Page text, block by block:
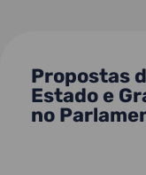
Propostas
Estado e
no